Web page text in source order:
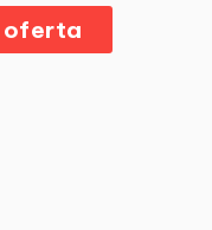
oferta